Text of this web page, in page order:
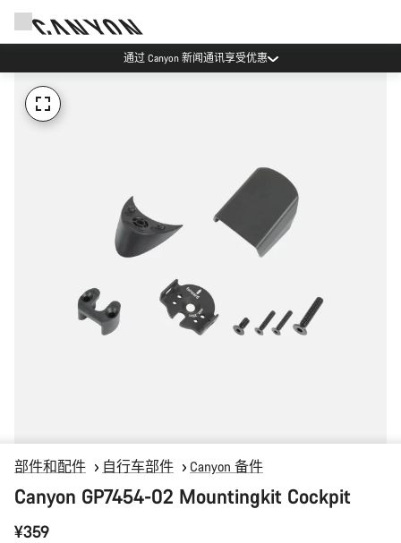
通过 Canyon 新闻通讯享受优惠
部件和配件 自行车部件 Canyon 备件
Canyon GP7454-02 Mountingkit Cockpit
¥359